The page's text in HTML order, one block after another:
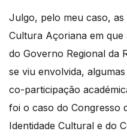
Julgo, pelo meu caso,
Cultura Açoriana em que
do Governo Regional da
se viu envolvida,
co-participação
foi o caso do Congresso
Identidade Cultural e do